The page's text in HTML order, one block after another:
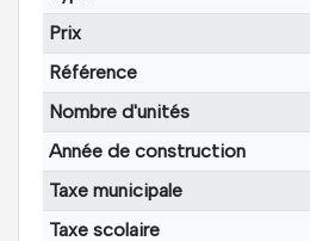
Prix
Référence
Nombre d'unités
Année de construction
Taxe municipale
Taxe scolaire